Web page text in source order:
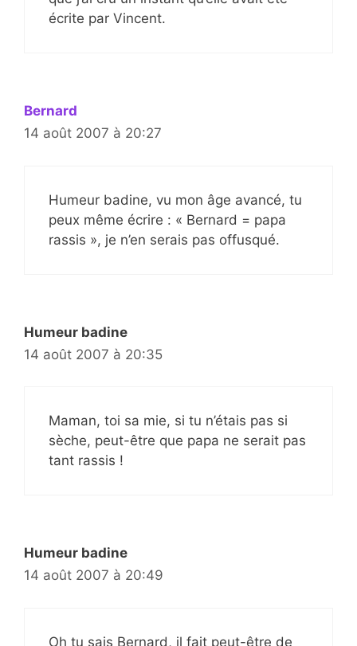
écrite par Vincent.
Bernard
14 août 2007 à 20:27
Humeur badine, vu mon âge avancé, tu
peux même écrire : « Bernard = papa
rassis », je n’en serais pas offusqué.
Humeur badine
14 août 2007 à 20:35
Maman, toi sa mie, si tu n’étais pas si
sèche, peut-être que papa ne serait pas
tant rassis !
Humeur badine
14 août 2007 à 20:49
Oh tu sais Bernard, il fait peut-être de